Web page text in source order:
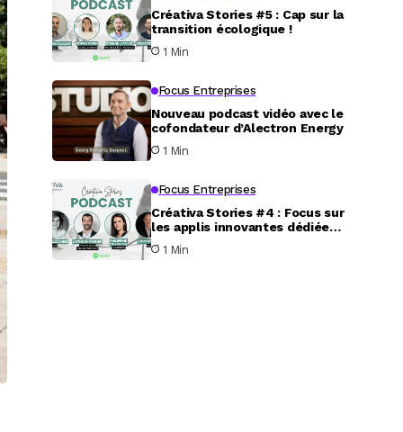
Créativa Stories #5 : Cap sur la
transition écologique !
1 Min
Focus Entreprises
Nouveau podcast vidéo avec le
cofondateur d’Alectron Energy
1 Min
Focus Entreprises
Créativa Stories #4 : Focus sur
les applis innovantes dédiées
au service aux particuliers
1 Min